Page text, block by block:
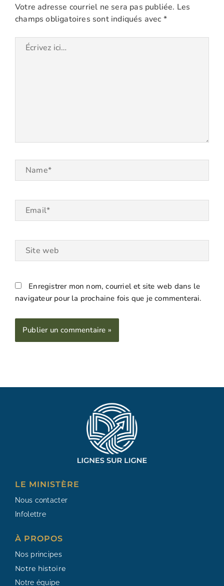
Votre adresse courriel ne sera pas publiée. Les
champs obligatoires sont indiqués avec *
Écrivez
Name*
Email*
Site
Enregistrer mon nom, courriel et site web dans le
navigateur pour la prochaine fois que je commenterai.
LE MINISTÈRE
Nous contacter
Infolettre
À PROPOS
Nos principes
Notre histoire
Notre équipe